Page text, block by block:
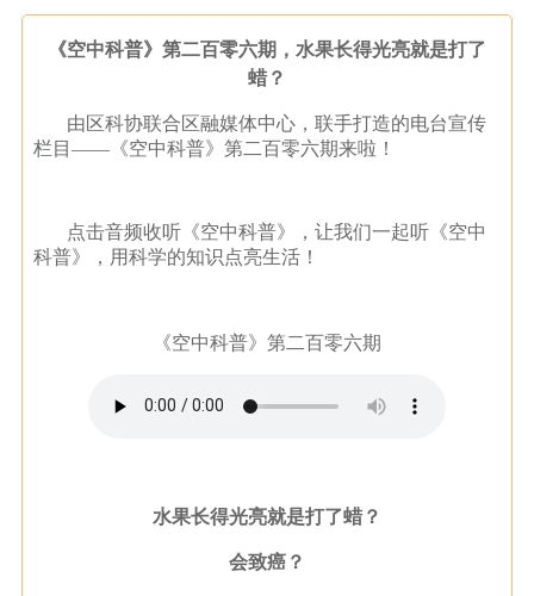
《空中科普》第二百零六期，水果长得光亮就是打了
蜡？
由区科协联合区融媒体中心，联手打造的电台宣传
栏目——《空中科普》第二百零六期来啦！
点击音频收听《空中科普》，让我们一起听《空中
科普》，用科学的知识点亮生活！
《空中科普》第二百零六期
水果长得光亮就是打了蜡？
会致癌？